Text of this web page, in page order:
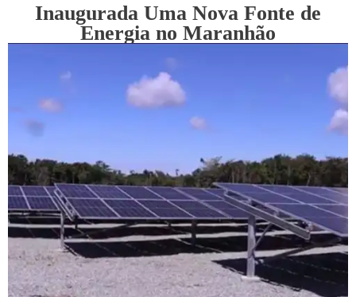
Inaugurada Uma Nova Fonte de
Energia no Maranhão